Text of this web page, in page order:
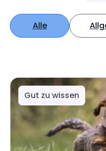
Alle
Gut zu wissen